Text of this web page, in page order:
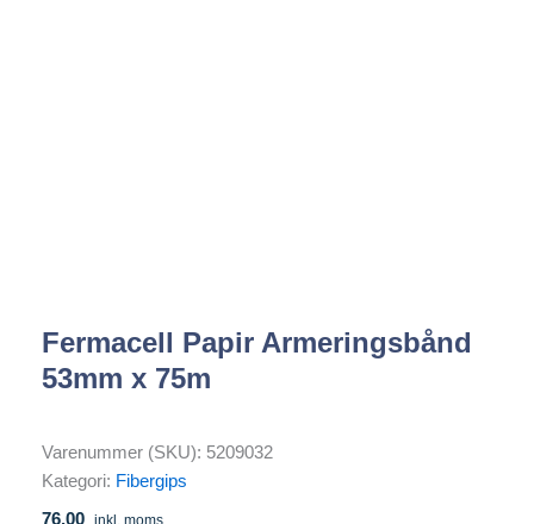
Fermacell Papir Armeringsbånd
53mm x 75m
Varenummer (SKU): 5209032
Kategori: Fibergips
76,00 inkl. moms